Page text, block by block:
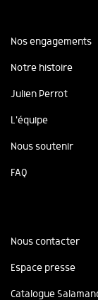
Nos engagements
Notre histoire
Julien Perrot
L'équipe
Nous soutenir
FAQ
Nous contacter
Espace presse
Catalogue